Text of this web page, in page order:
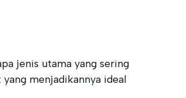
jenis utama yang sering
menjadikannya ideal